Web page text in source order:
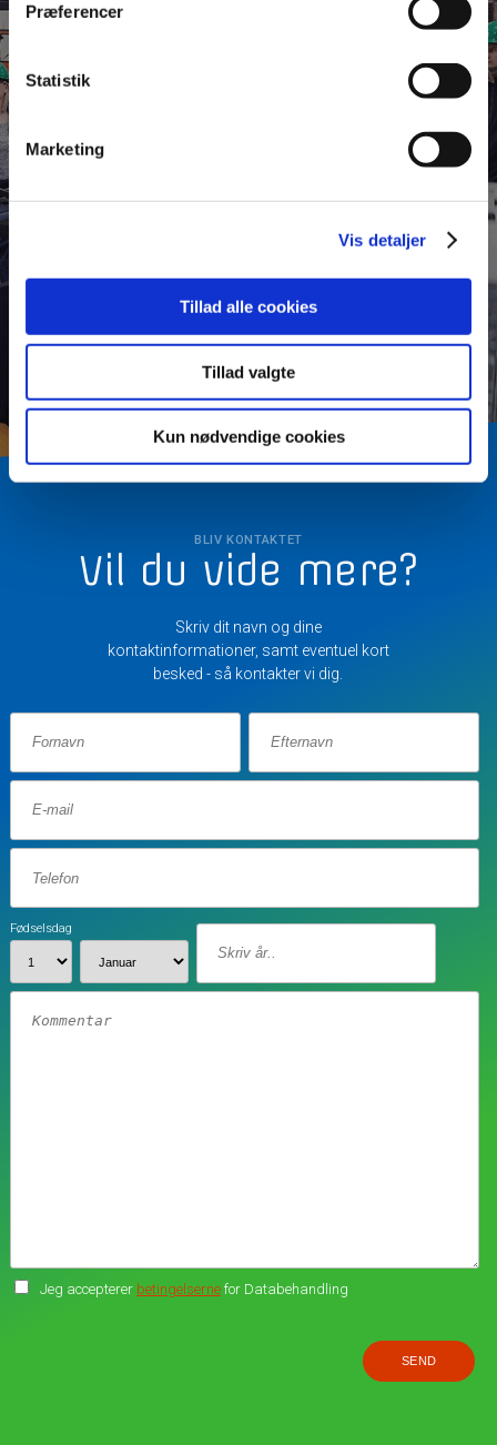
Præferencer
Statistik
Marketing
Vis detaljer
Tillad alle cookies
Tillad valgte
Kun nødvendige cookies
Du får en central rolle i
virksomheden som
faglært inden for lager
BLIV KONTAKTET
Vil du vide mere?
Skriv dit navn og dine
kontaktinformationer, samt eventuel kort
besked - så kontakter vi dig.
Fødselsdag
Jeg accepterer betingelsernefor Databehandling